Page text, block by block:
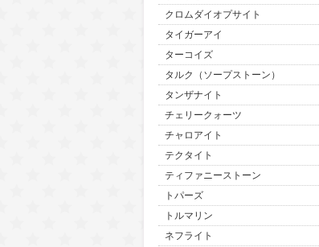
クロムダイオプサイト
タイガーアイ
ターコイズ
タルク（ソープストーン）
タンザナイト
チェリークォーツ
チャロアイト
テクタイト
ティファニーストーン
トパーズ
トルマリン
ネフライト